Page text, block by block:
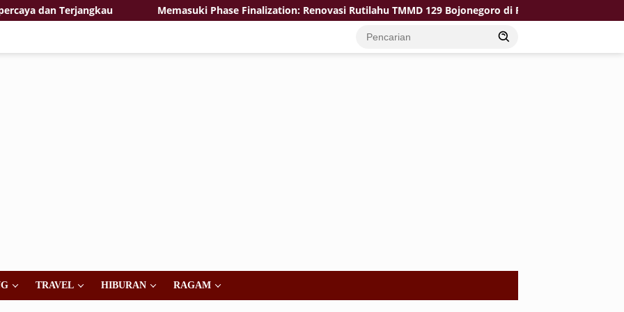
dan Terjangkau Memasuki Phase Finalization: Renovasi Rutilahu TMMD 129 Bojonegoro di Rumah Pak Koko Dikebut
TRAVEL HIBURAN RAGAM